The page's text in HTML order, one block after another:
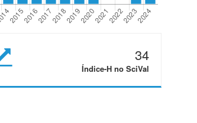
34
Índice-H no SciVal